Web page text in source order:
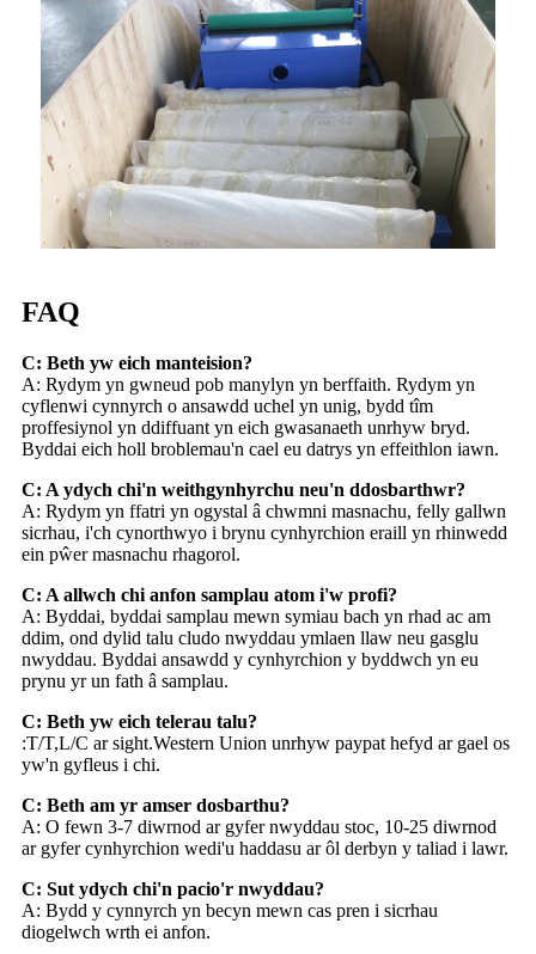
FAQ
C: Beth yw eich manteision?
A: Rydym yn gwneud pob manylyn yn berffaith. Rydym yn
cyflenwi cynnyrch o ansawdd uchel yn unig, bydd tîm
proffesiynol yn ddiffuant yn eich gwasanaeth unrhyw bryd.
Byddai eich holl broblemau'n cael eu datrys yn effeithlon iawn.
C: A ydych chi'n weithgynhyrchu neu'n ddosbarthwr?
A: Rydym yn ffatri yn ogystal â chwmni masnachu, felly gallwn
sicrhau, i'ch cynorthwyo i brynu cynhyrchion eraill yn rhinwedd
ein pŵer masnachu rhagorol.
C: A allwch chi anfon samplau atom i'w profi?
A: Byddai, byddai samplau mewn symiau bach yn rhad ac am
ddim, ond dylid talu cludo nwyddau ymlaen llaw neu gasglu
nwyddau. Byddai ansawdd y cynhyrchion y byddwch yn eu
prynu yr un fath â samplau.
C: Beth yw eich telerau talu?
:T/T,L/C ar sight.Western Union unrhyw paypat hefyd ar gael os
yw'n gyfleus i chi.
C: Beth am yr amser dosbarthu?
A: O fewn 3-7 diwrnod ar gyfer nwyddau stoc, 10-25 diwrnod
ar gyfer cynhyrchion wedi'u haddasu ar ôl derbyn y taliad i lawr.
C: Sut ydych chi'n pacio'r nwyddau?
A: Bydd y cynnyrch yn becyn mewn cas pren i sicrhau
diogelwch wrth ei anfon.